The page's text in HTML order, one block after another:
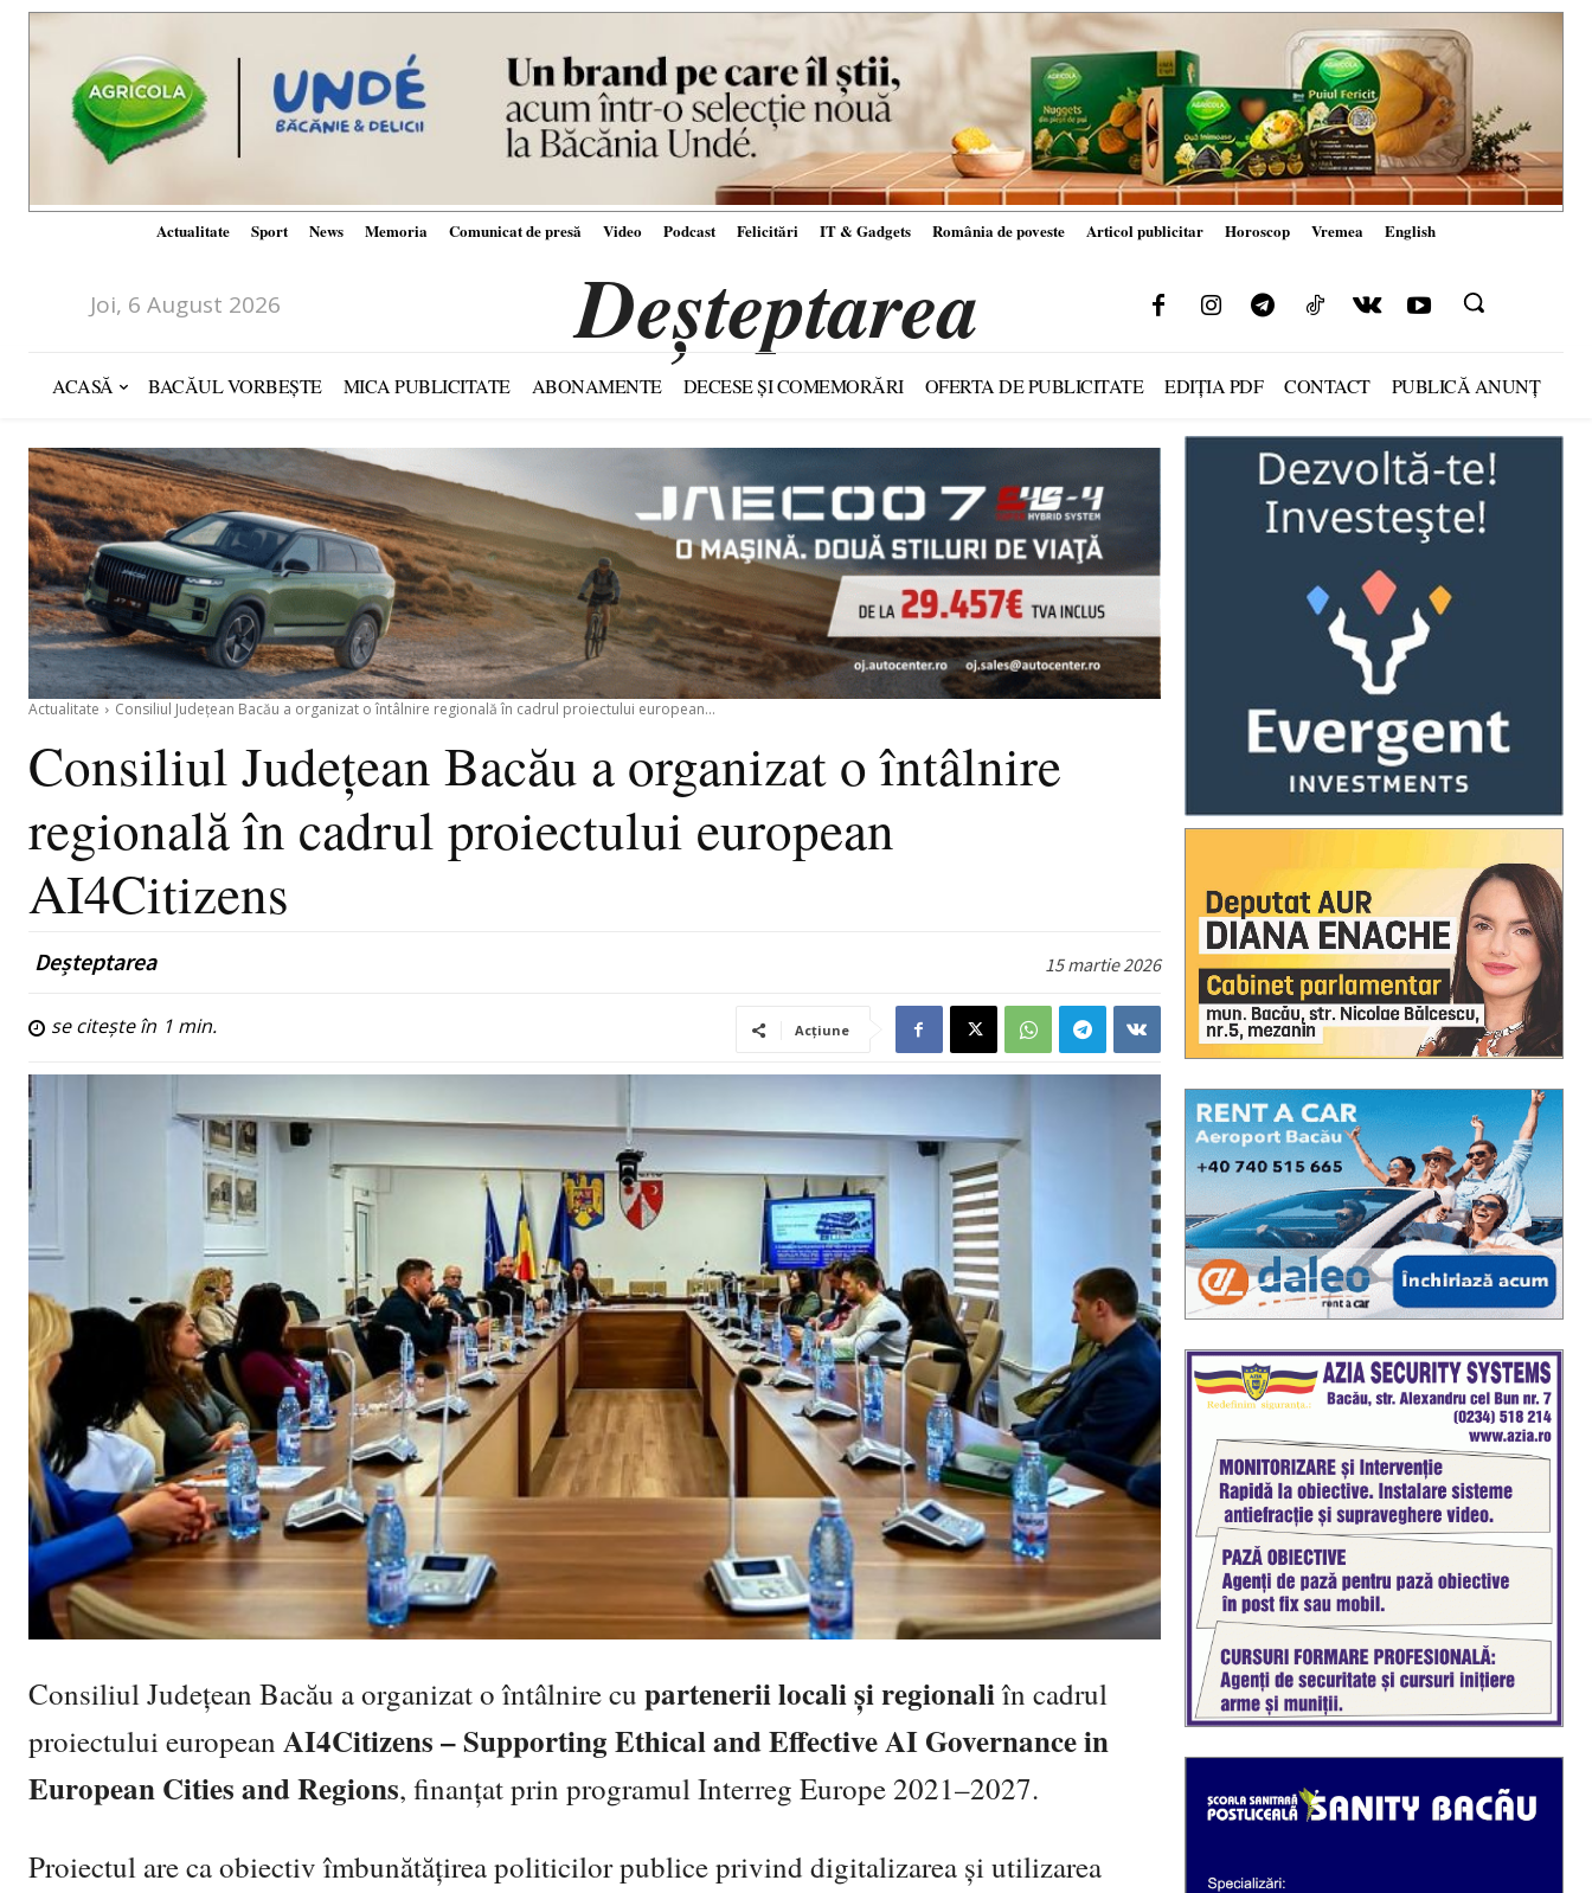
Actualitate Sport News Memoria Comunicat de presă Video Podcast Felicitări IT & Gadgets România de poveste Articol publicitar Horoscop Vremea English
Joi, 6 August 2026 Deșteptarea
ACASĂ BACĂUL VORBEȘTE MICA PUBLICITATE ABONAMENTE DECESE ȘI COMEMORĂRI OFERTA DE PUBLICITATE EDIȚIA PDF CONTACT PUBLICĂ ANUNȚ
Actualitate Consiliul Județean Bacău a organizat o întâlnire regională în cadrul proiectului european...
Consiliul Județean Bacău a organizat o întâlnire
regională în cadrul proiectului european
AI4Citizens
Deșteptarea 15 martie 2026
se citește în 1 min. Acțiune
Consiliul Județean Bacău a organizat o întâlnire cu partenerii locali și regionaliîn cadrul
proiectului european AI4Citizens – Supporting Ethical and Effective AI Governance in
European Cities and Regions, finanțat prin programul Interreg Europe 2021–2027.
Proiectul are ca obiectiv îmbunătățirea politicilor publice privind digitalizarea și utilizarea